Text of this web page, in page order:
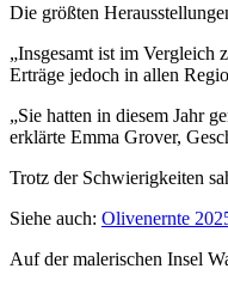
Die größten
Insgesamt ist im Vergleich
Erträge jedoch in allen
„Sie hatten in diesem Jahr
erklärte Emma Grover,
Trotz der Schwierigkeiten
Siehe auch: Olivenernte
Auf der malerischen Insel